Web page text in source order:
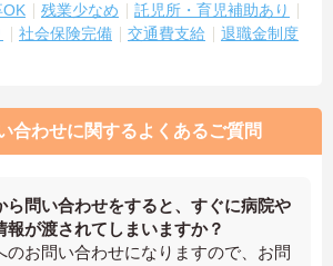
OK 残業少なめ
託児所・育児補助あり
社会保険完備 交通費支給
退職金制度
合わせに関するよくあるご質問
ら問い合わせをすると、すぐに病院や
報が渡されてしまいますか？
のお問い合わせになりますので、お問